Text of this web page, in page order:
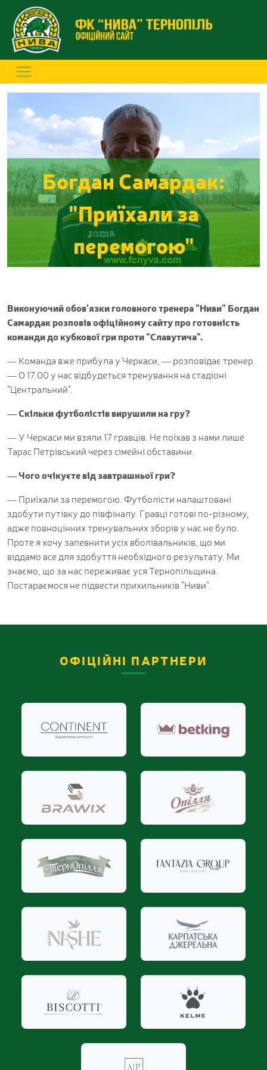
Богдан Самардак:
"Приїхали за
перемогою"
Виконуючий обов'язки головного тренера "Ниви" Богдан
Самардак розповів офіційному сайту про готовність
команди до кубкової гри проти "Славутича".
— Команда вже прибула у Черкаси, — розповідає тренер.
— О 17.00 у нас відбудеться тренування на стадіоні
"Центральний".
— Скільки футболістів вирушили на гру?
— У Черкаси ми взяли 17 гравців. Не поїхав з нами лише
Тарас Петрівський через сімейні обставини.
— Чого очікуєте від завтрашньої гри?
— Приїхали за перемогою. Футболісти налаштовані
здобути путівку до півфіналу. Гравці готові по-різному,
адже повноцінних тренувальних зборів у нас не було.
Проте я хочу запевнити усіх вболівальників, що ми
віддамо все для здобуття необхідного результату. Ми
знаємо, що за нас переживає уся Тернопільщина.
Постараємося не підвести прихильників "Ниви".
ОФІЦІЙНІ ПАРТНЕРИ